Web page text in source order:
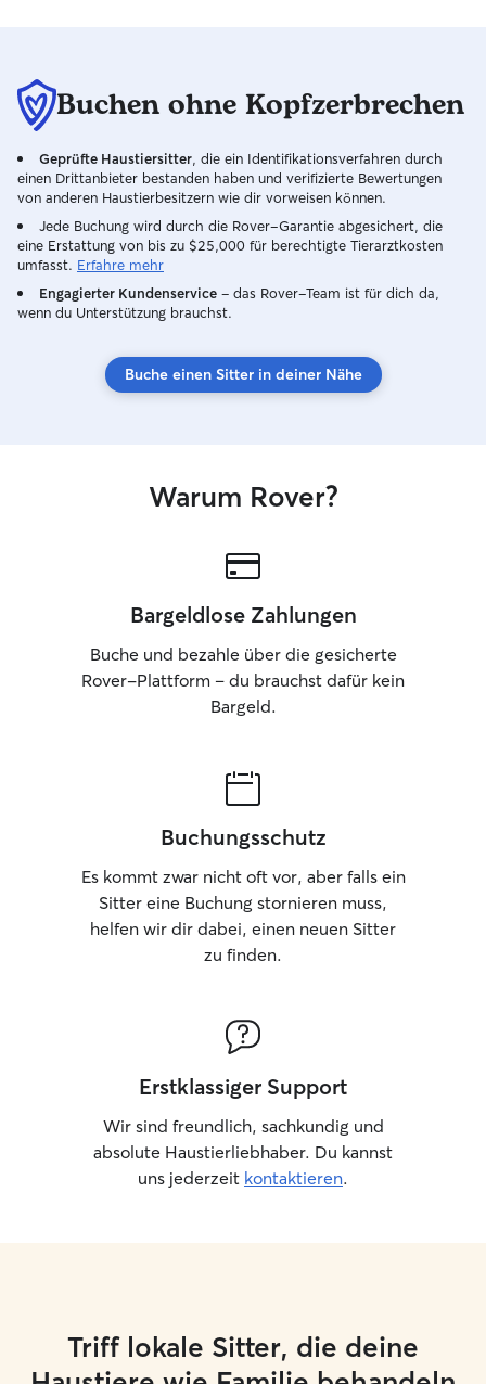
Buchen ohne Kopfzerbrechen
Geprüfte Haustiersitter , die ein Identifikationsverfahren durch
einen Drittanbieter bestanden haben und verifizierte Bewertungen
von anderen Haustierbesitzern wie dir vorweisen können.
Jede Buchung wird durch die Rover-Garantie abgesichert, die
eine Erstattung von bis zu $25,000 für berechtigte Tierarztkosten
umfasst. Erfahre mehr
Engagierter Kundenservice – das Rover-Team ist für dich da,
wenn du Unterstützung brauchst.
Buche einen Sitter in deiner Nähe
Warum Rover?
Bargeldlose Zahlungen
Buche und bezahle über die gesicherte
Rover-Plattform – du brauchst dafür kein
Bargeld.
Buchungsschutz
Es kommt zwar nicht oft vor, aber falls ein
Sitter eine Buchung stornieren muss,
helfen wir dir dabei, einen neuen Sitter
zu finden.
Erstklassiger Support
Wir sind freundlich, sachkundig und
absolute Haustierliebhaber. Du kannst
uns jederzeit kontaktieren.
Triff lokale Sitter, die deine